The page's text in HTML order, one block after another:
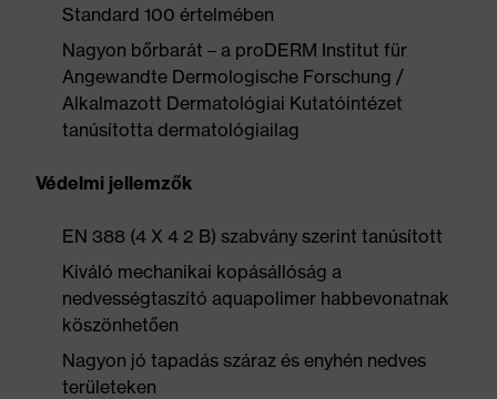
Standard 100 értelmében
Nagyon bőrbarát – a proDERM Institut für
Angewandte Dermologische Forschung /
Alkalmazott Dermatológiai Kutatóintézet
tanúsította dermatológiailag
Védelmi jellemzők
EN 388 (4 X 4 2 B) szabvány szerint tanúsított
Kiváló mechanikai kopásállóság a
nedvességtaszító aquapolimer habbevonatnak
köszönhetően
Nagyon jó tapadás száraz és enyhén nedves
területeken